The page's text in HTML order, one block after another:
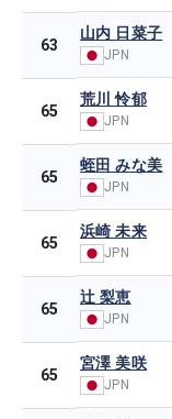
63
山内 日菜子
JPN
65
荒川 怜郁
JPN
65
蛭田 みな美
JPN
65
浜崎 未来
JPN
65
辻 梨恵
JPN
65
宮澤 美咲
JPN